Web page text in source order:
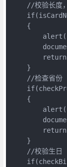
//校验长度
    {
    }
    //检查省份
    {
    }
    //校验生日